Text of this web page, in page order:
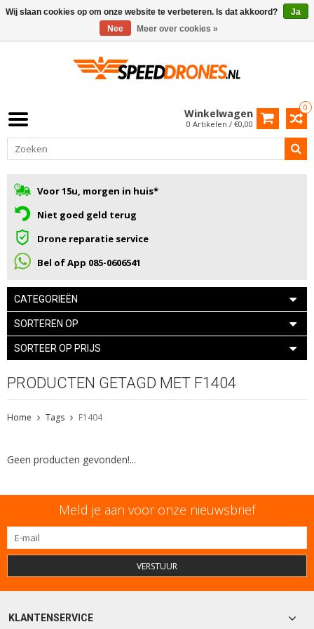
0
Winkelwagen
0 Artikelen / €0,00
Voor 15u, morgen in huis*
Niet goed geld terug
Drone reparatie service
Bel of App 085-0606541
CATEGORIEËN
SORTEREN OP
SORTEER OP PRIJS
PRODUCTEN GETAGD MET F1404
Home Tags F1404
Geen producten gevonden!...
Meld je aan voor onze nieuwsbrief
VERSTUUR
KLANTENSERVICE
Wij slaan cookies op om onze website te verbeteren. Is dat akkoord?
Ja
Nee
Meer over cookies »